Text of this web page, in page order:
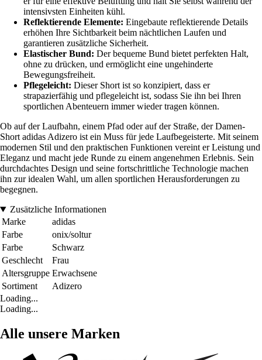
intensivsten Einheiten kühl.
Reflektierende Elemente: Eingebaute reflektierende Details
erhöhen Ihre Sichtbarkeit beim nächtlichen Laufen und
garantieren zusätzliche Sicherheit.
Elastischer Bund: Der bequeme Bund bietet perfekten Halt,
ohne zu drücken, und ermöglicht eine ungehinderte
Bewegungsfreiheit.
Pflegeleicht: Dieser Short ist so konzipiert, dass er
strapazierfähig und pflegeleicht ist, sodass Sie ihn bei Ihren
sportlichen Abenteuern immer wieder tragen können.
Ob auf der Laufbahn, einem Pfad oder auf der Straße, der Damen-
Short adidas Adizero ist ein Muss für jede Laufbegeisterte. Mit seinem
modernen Stil und den praktischen Funktionen vereint er Leistung und
Eleganz und macht jede Runde zu einem angenehmen Erlebnis. Sein
durchdachtes Design und seine fortschrittliche Technologie machen
ihn zur idealen Wahl, um allen sportlichen Herausforderungen zu
begegnen.
Zusätzliche Informationen
Marke
adidas
Farbe
onix/soltur
Farbe
Schwarz
Geschlecht
Frau
Altersgruppe Erwachsene
Sortiment
Adizero
Loading...
Loading...
Alle unsere Marken